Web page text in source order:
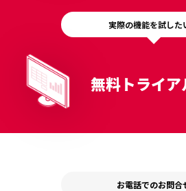
実際の機能を試した
無料トライア
お電話でのお問合